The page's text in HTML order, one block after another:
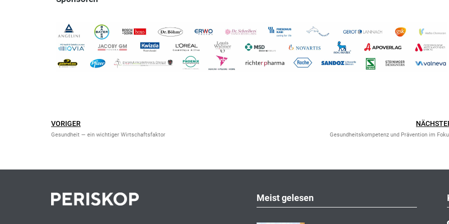
VORIGER
Gesundheit — ein wichtiger Wirtschaftsfaktor Gesundheitskompetenz und Prävention im
Meist gelesen